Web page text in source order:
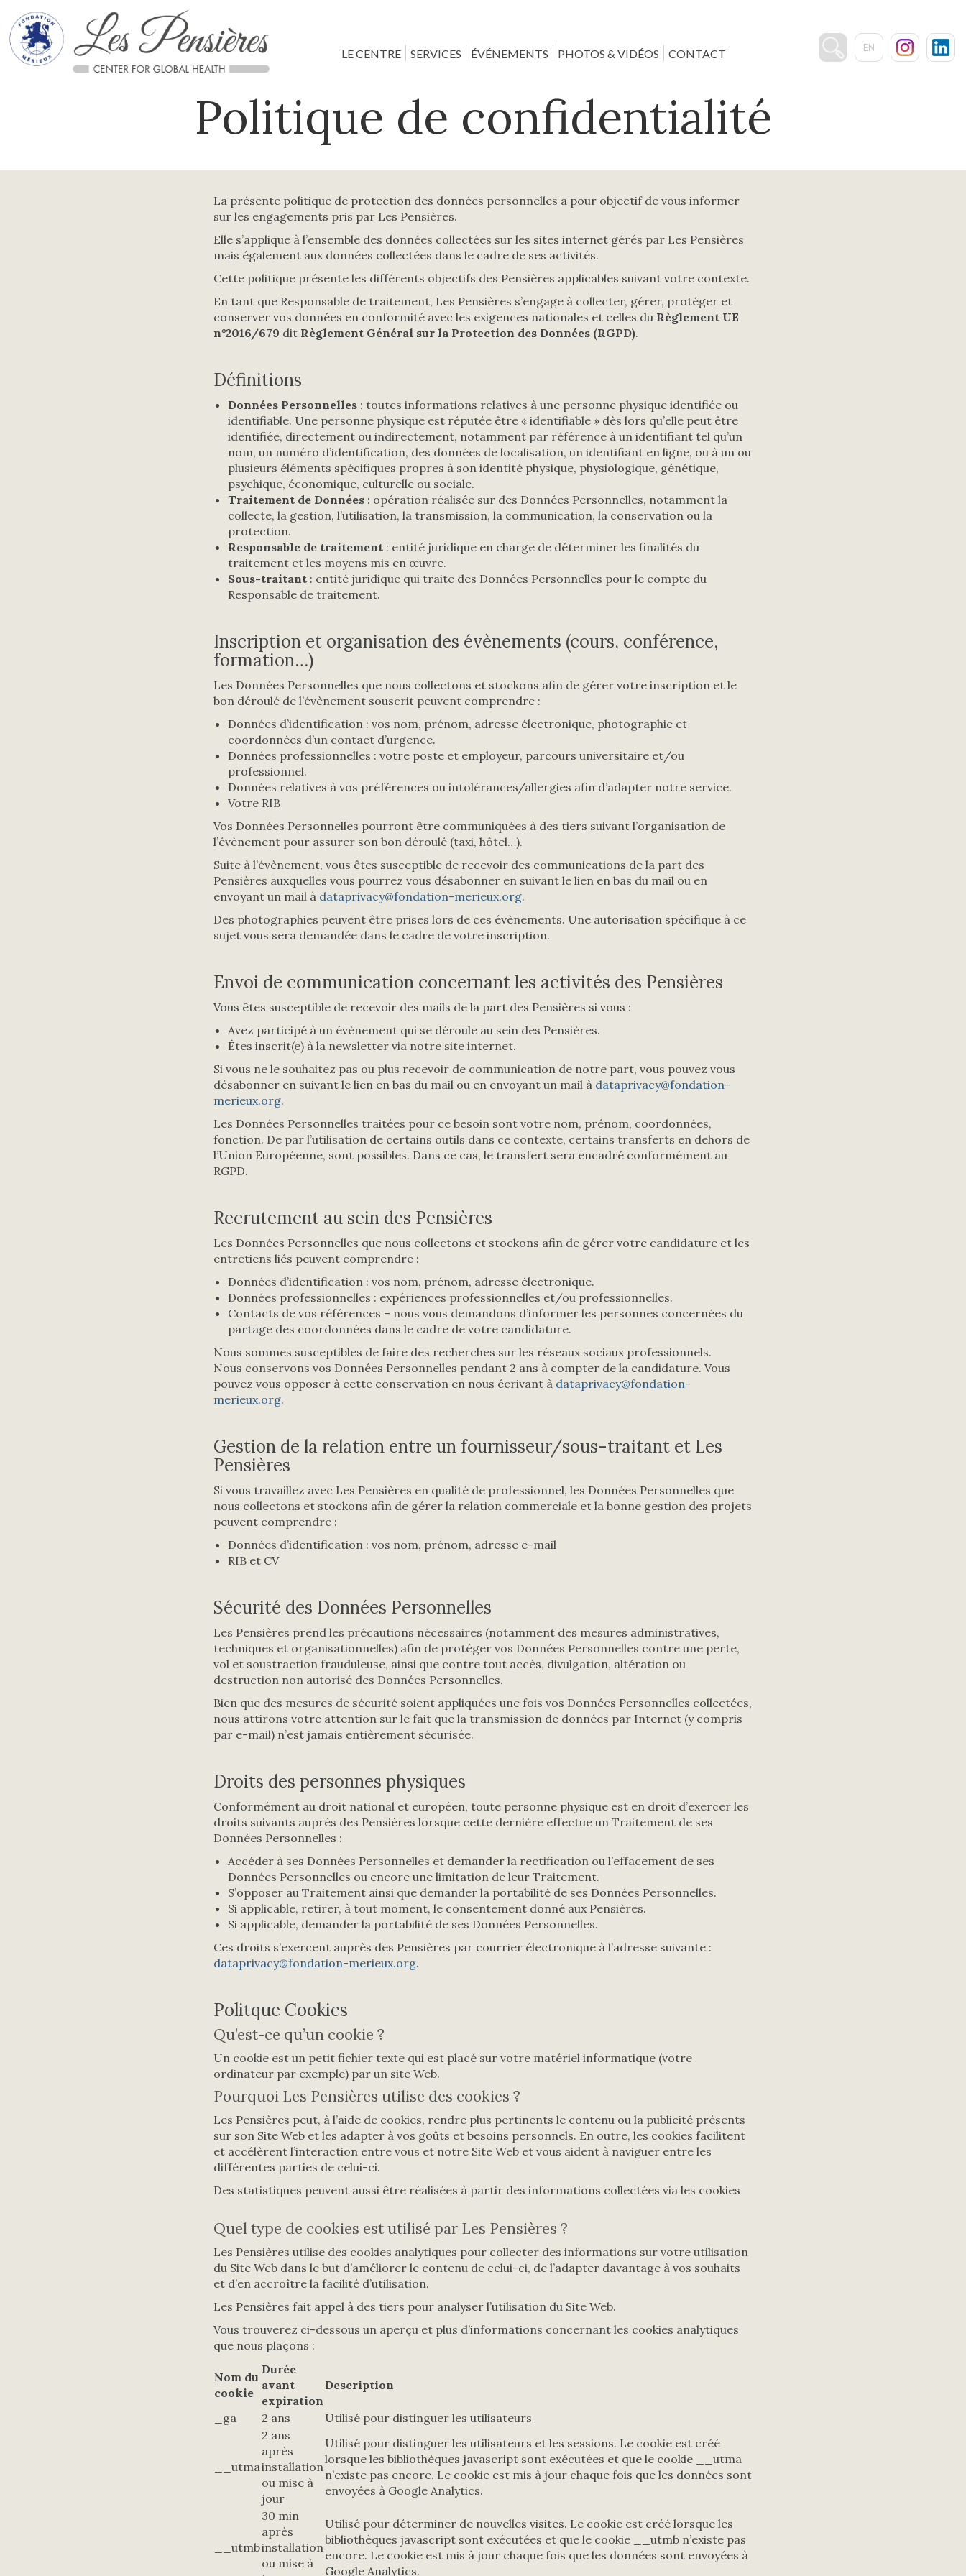
LE CENTRE SERVICES ÉVÉNEMENTS PHOTOS & VIDÉOS CONTACT EN
Politique de confidentialité
La présente politique de protection des données personnelles a pour objectif de vous informer
sur les engagements pris par Les Pensières.
Elle s’applique à l’ensemble des données collectées sur les sites internet gérés par Les Pensières
mais également aux données collectées dans le cadre de ses activités.
Cette politique présente les différents objectifs des Pensières applicables suivant votre contexte.
En tant que Responsable de traitement, Les Pensières s’engage à collecter, gérer, protéger et
conserver vos données en conformité avec les exigences nationales et celles du Règlement UE
n°2016/679 dit Règlement Général sur la Protection des Données (RGPD).
Définitions
Données Personnelles : toutes informations relatives à une personne physique identifiée ou
identifiable. Une personne physique est réputée être « identifiable » dès lors qu’elle peut être
identifiée, directement ou indirectement, notamment par référence à un identifiant tel qu’un
nom, un numéro d’identification, des données de localisation, un identifiant en ligne, ou à un ou
plusieurs éléments spécifiques propres à son identité physique, physiologique, génétique,
psychique, économique, culturelle ou sociale.
Traitement de Données : opération réalisée sur des Données Personnelles, notamment la
collecte, la gestion, l’utilisation, la transmission, la communication, la conservation ou la
protection.
Responsable de traitement : entité juridique en charge de déterminer les finalités du
traitement et les moyens mis en œuvre.
Sous-traitant : entité juridique qui traite des Données Personnelles pour le compte du
Responsable de traitement.
Inscription et organisation des évènements (cours, conférence,
formation…)
Les Données Personnelles que nous collectons et stockons afin de gérer votre inscription et le
bon déroulé de l’évènement souscrit peuvent comprendre :
Données d’identification : vos nom, prénom, adresse électronique, photographie et
coordonnées d’un contact d’urgence.
Données professionnelles : votre poste et employeur, parcours universitaire et/ou
professionnel.
Données relatives à vos préférences ou intolérances/allergies afin d’adapter notre service.
Votre RIB
Vos Données Personnelles pourront être communiquées à des tiers suivant l’organisation de
l’évènement pour assurer son bon déroulé (taxi, hôtel…).
Suite à l’évènement, vous êtes susceptible de recevoir des communications de la part des
Pensières auxquelles vous pourrez vous désabonner en suivant le lien en bas du mail ou en
envoyant un mail à dataprivacy@fondation-merieux.org.
Des photographies peuvent être prises lors de ces évènements. Une autorisation spécifique à ce
sujet vous sera demandée dans le cadre de votre inscription.
Envoi de communication concernant les activités des Pensières
Vous êtes susceptible de recevoir des mails de la part des Pensières si vous :
Avez participé à un évènement qui se déroule au sein des Pensières.
Êtes inscrit(e) à la newsletter via notre site internet.
Si vous ne le souhaitez pas ou plus recevoir de communication de notre part, vous pouvez vous
désabonner en suivant le lien en bas du mail ou en envoyant un mail à dataprivacy@fondation-
merieux.org.
Les Données Personnelles traitées pour ce besoin sont votre nom, prénom, coordonnées,
fonction. De par l’utilisation de certains outils dans ce contexte, certains transferts en dehors de
l’Union Européenne, sont possibles. Dans ce cas, le transfert sera encadré conformément au
RGPD.
Recrutement au sein des Pensières
Les Données Personnelles que nous collectons et stockons afin de gérer votre candidature et les
entretiens liés peuvent comprendre :
Données d’identification : vos nom, prénom, adresse électronique.
Données professionnelles : expériences professionnelles et/ou professionnelles.
Contacts de vos références – nous vous demandons d’informer les personnes concernées du
partage des coordonnées dans le cadre de votre candidature.
Nous sommes susceptibles de faire des recherches sur les réseaux sociaux professionnels.
Nous conservons vos Données Personnelles pendant 2 ans à compter de la candidature. Vous
pouvez vous opposer à cette conservation en nous écrivant à dataprivacy@fondation-
merieux.org.
Gestion de la relation entre un fournisseur/sous-traitant et Les
Pensières
Si vous travaillez avec Les Pensières en qualité de professionnel, les Données Personnelles que
nous collectons et stockons afin de gérer la relation commerciale et la bonne gestion des projets
peuvent comprendre :
Données d’identification : vos nom, prénom, adresse e-mail
RIB et CV
Sécurité des Données Personnelles
Les Pensières prend les précautions nécessaires (notamment des mesures administratives,
techniques et organisationnelles) afin de protéger vos Données Personnelles contre une perte,
vol et soustraction frauduleuse, ainsi que contre tout accès, divulgation, altération ou
destruction non autorisé des Données Personnelles.
Bien que des mesures de sécurité soient appliquées une fois vos Données Personnelles collectées,
nous attirons votre attention sur le fait que la transmission de données par Internet (y compris
par e-mail) n’est jamais entièrement sécurisée.
Droits des personnes physiques
Conformément au droit national et européen, toute personne physique est en droit d’exercer les
droits suivants auprès des Pensières lorsque cette dernière effectue un Traitement de ses
Données Personnelles :
Accéder à ses Données Personnelles et demander la rectification ou l’effacement de ses
Données Personnelles ou encore une limitation de leur Traitement.
S’opposer au Traitement ainsi que demander la portabilité de ses Données Personnelles.
Si applicable, retirer, à tout moment, le consentement donné aux Pensières.
Si applicable, demander la portabilité de ses Données Personnelles.
Ces droits s’exercent auprès des Pensières par courrier électronique à l’adresse suivante :
dataprivacy@fondation-merieux.org.
Politque Cookies
Qu’est-ce qu’un cookie ?
Un cookie est un petit fichier texte qui est placé sur votre matériel informatique (votre
ordinateur par exemple) par un site Web.
Pourquoi Les Pensières utilise des cookies ?
Les Pensières peut, à l’aide de cookies, rendre plus pertinents le contenu ou la publicité présents
sur son Site Web et les adapter à vos goûts et besoins personnels. En outre, les cookies facilitent
et accélèrent l’interaction entre vous et notre Site Web et vous aident à naviguer entre les
différentes parties de celui-ci.
Des statistiques peuvent aussi être réalisées à partir des informations collectées via les cookies
Quel type de cookies est utilisé par Les Pensières ?
Les Pensières utilise des cookies analytiques pour collecter des informations sur votre utilisation
du Site Web dans le but d’améliorer le contenu de celui-ci, de l’adapter davantage à vos souhaits
et d’en accroître la facilité d’utilisation.
Les Pensières fait appel à des tiers pour analyser l’utilisation du Site Web.
Vous trouverez ci-dessous un aperçu et plus d’informations concernant les cookies analytiques
que nous plaçons :
Nom du
cookie
Durée
avant
expiration
Description
_ga 2 ans Utilisé pour distinguer les utilisateurs
__utma
2 ans
après
installation
ou mise à
jour
Utilisé pour distinguer les utilisateurs et les sessions. Le cookie est créé
lorsque les bibliothèques javascript sont exécutées et que le cookie __utma
n’existe pas encore. Le cookie est mis à jour chaque fois que les données sont
envoyées à Google Analytics.
__utmb
30 min
après
installation
ou mise à
Utilisé pour déterminer de nouvelles visites. Le cookie est créé lorsque les
bibliothèques javascript sont exécutées et que le cookie __utmb n’existe pas
encore. Le cookie est mis à jour chaque fois que les données sont envoyées à
Google Analytics.